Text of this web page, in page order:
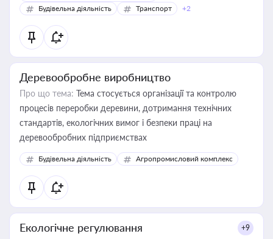
Будівельна діяльність
Транспорт +2
Деревообробне виробництво
Про що тема: Тема стосується організації та контролю
процесів переробки деревини, дотримання технічних
стандартів, екологічних вимог і безпеки праці на
деревообробних підприємствах
Будівельна діяльність Агропромисловий комплекс
Екологічне регулювання +9